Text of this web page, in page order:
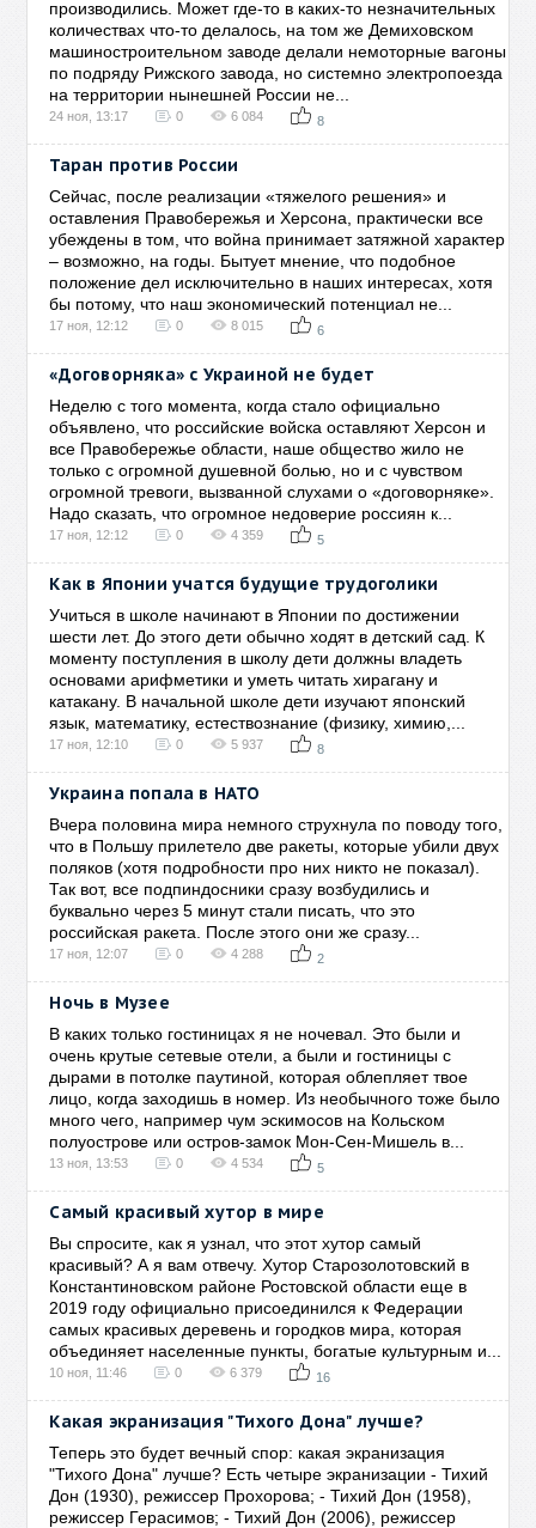
производились. Может где-то в каких-то незначительных
количествах что-то делалось, на том же Демиховском
машиностроительном заводе делали немоторные вагоны
по подряду Рижского завода, но системно электропоезда
на территории нынешней России не...
24 ноя, 13:17 0 6 084 8
Таран против России
Сейчас, после реализации «тяжелого решения» и
оставления Правобережья и Херсона, практически все
убеждены в том, что война принимает затяжной характер
– возможно, на годы. Бытует мнение, что подобное
положение дел исключительно в наших интересах, хотя
бы потому, что наш экономический потенциал не...
17 ноя, 12:12 0 8 015 6
«Договорняка» с Украиной не будет
Неделю с того момента, когда стало официально
объявлено, что российские войска оставляют Херсон и
все Правобережье области, наше общество жило не
только с огромной душевной болью, но и с чувством
огромной тревоги, вызванной слухами о «договорняке».
Надо сказать, что огромное недоверие россиян к...
17 ноя, 12:12 0 4 359 5
Как в Японии учатся будущие трудоголики
Учиться в школе начинают в Японии по достижении
шести лет. До этого дети обычно ходят в детский сад. К
моменту поступления в школу дети должны владеть
основами арифметики и уметь читать хирагану и
катакану. В начальной школе дети изучают японский
язык, математику, естествознание (физику, химию,...
17 ноя, 12:10 0 5 937 8
Украина попала в НАТО
Вчера половина мира немного струхнула по поводу того,
что в Польшу прилетело две ракеты, которые убили двух
поляков (хотя подробности про них никто не показал).
Так вот, все подпиндосники сразу возбудились и
буквально через 5 минут стали писать, что это
российская ракета. После этого они же сразу...
17 ноя, 12:07 0 4 288 2
Ночь в Музее
В каких только гостиницах я не ночевал. Это были и
очень крутые сетевые отели, а были и гостиницы с
дырами в потолке паутиной, которая облепляет твое
лицо, когда заходишь в номер. Из необычного тоже было
много чего, например чум эскимосов на Кольском
полуострове или остров-замок Мон-Сен-Мишель в...
13 ноя, 13:53 0 4 534 5
Самый красивый хутор в мире
Вы спросите, как я узнал, что этот хутор самый
красивый? А я вам отвечу. Хутор Старозолотовский в
Константиновском районе Ростовской области еще в
2019 году официально присоединился к Федерации
самых красивых деревень и городков мира, которая
объединяет населенные пункты, богатые культурным и...
10 ноя, 11:46 0 6 379 16
Какая экранизация "Тихого Дона" лучше?
Теперь это будет вечный спор: какая экранизация
"Тихого Дона" лучше? Есть четыре экранизации - Тихий
Дон (1930), режиссер Прохорова; - Тихий Дон (1958),
режиссер Герасимов; - Тихий Дон (2006), режиссер